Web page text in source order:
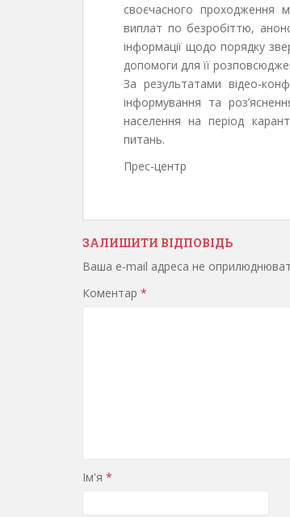
своєчасного проходження
виплат по безробіттю,
інформації щодо порядку
допомоги для її
За результатами відео-
інформування та
населення на період
питань.
Прес-центр
ЗАЛИШИТИ ВІДПОВІДЬ
Ваша e-mail адреса не
Коментар *
Ім'я *